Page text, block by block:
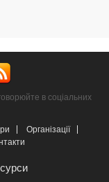
в соціальних
Організації